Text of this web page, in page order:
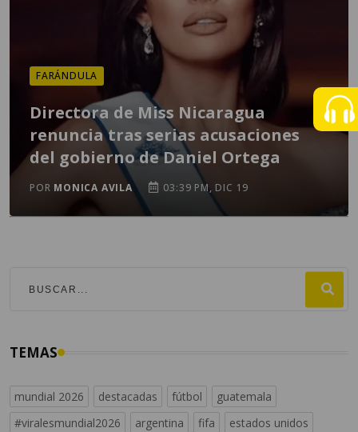
FARÁNDULA
Directora de Miss Nicaragua
renuncia tras serias acusaciones
del gobierno de Daniel Ortega
POR MONICA AVILA 03:39 PM, DIC 19
TEMAS
mundial 2026 destacadas fútbol
guatemala
#viralesmundial2026
argentina fifa
estados unidos